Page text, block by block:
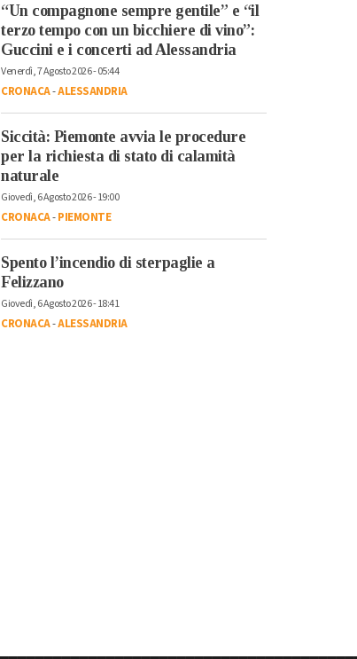
“Un compagnone sempre gentile” e “il
terzo tempo con un bicchiere di vino”:
Guccini e i concerti ad Alessandria
Venerdì, 7 Agosto 2026 - 05:44
CRONACA-ALESSANDRIA
Siccità: Piemonte avvia le procedure
per la richiesta di stato di calamità
naturale
Giovedì, 6 Agosto 2026 - 19:00
CRONACA-PIEMONTE
Spento l’incendio di sterpaglie a
Felizzano
Giovedì, 6 Agosto 2026 - 18:41
CRONACA-ALESSANDRIA